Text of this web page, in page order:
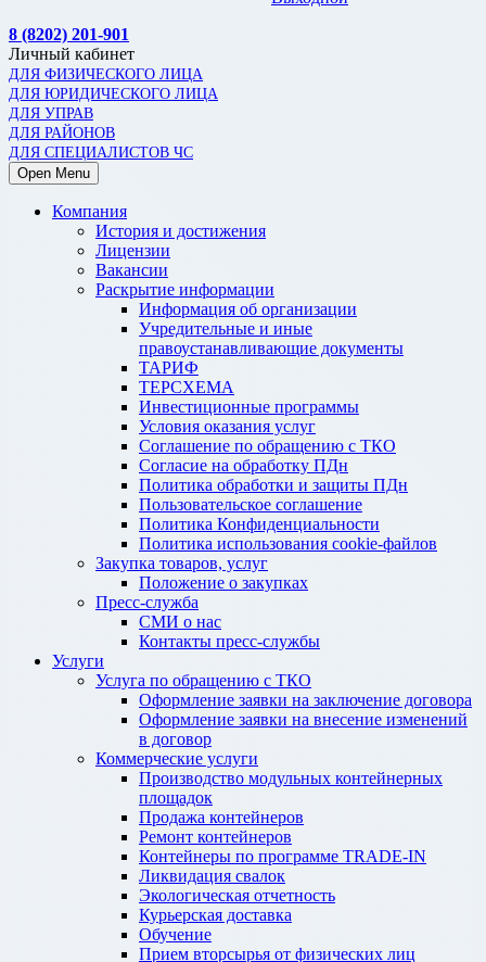
8 (8202) 201-901
Личный кабинет
ДЛЯ ФИЗИЧЕСКОГО ЛИЦА
ДЛЯ ЮРИДИЧЕСКОГО ЛИЦА
ДЛЯ УПРАВ
ДЛЯ РАЙОНОВ
ДЛЯ СПЕЦИАЛИСТОВ ЧС
Open Menu
Компания
История и достижения
Лицензии
Вакансии
Раскрытие информации
Информация об организации
Учредительные и иные
правоустанавливающие документы
ТАРИФ
ТЕРСХЕМА
Инвестиционные программы
Условия оказания услуг
Соглашение по обращению с ТКО
Согласие на обработку ПДн
Политика обработки и защиты ПДн
Пользовательское соглашение
Политика Конфиденциальности
Политика использования cookie-файлов
Закупка товаров, услуг
Положение о закупках
Пресс-служба
СМИ о нас
Контакты пресс-службы
Услуги
Услуга по обращению с ТКО
Оформление заявки на заключение договора
Оформление заявки на внесение изменений
в договор
Коммерческие услуги
Производство модульных контейнерных
площадок
Продажа контейнеров
Ремонт контейнеров
Контейнеры по программе TRADE-IN
Ликвидация свалок
Экологическая отчетность
Курьерская доставка
Обучение
Прием вторсырья от физических лиц